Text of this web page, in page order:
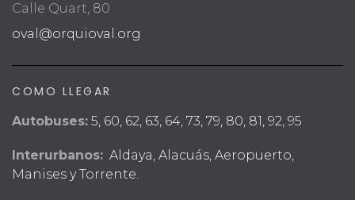
Calle Quart, 80
oval@orquioval.org
COMO LLEGAR
Autobuses: 5, 60, 62, 63, 64, 73, 79, 80, 81, 92, 95
Interurbanos: Aldaya, Alacuás, Aeropuerto,
Manises y Torrente.